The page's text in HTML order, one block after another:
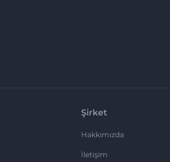
Şirket
Hakkımızda
İletişim